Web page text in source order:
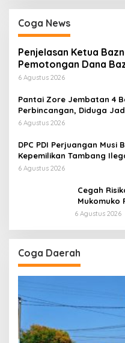
Coga News
Penjelasan Ketua
Pemotongan Dana
Tidak Benar
6 Agustus 2026
Pantai Zore Jembatan 4
Perbincangan, Diduga
Tanpa Dokumen
di Kawasan Pesisir
6 Agustus 2026
DPC PDI Perjuangan Musi
Kepemilikan Tambang
6 Agustus 2026
Cegah
Mukomuko
Petugas
6 Agustus 2026
Coga Daerah